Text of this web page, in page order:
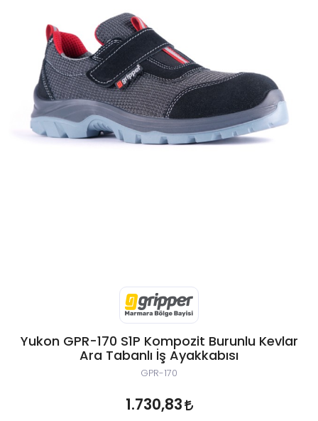
Yukon GPR-170 S1P Kompozit Burunlu Kevlar
Ara Tabanlı İş Ayakkabısı
GPR-170
1.730,83